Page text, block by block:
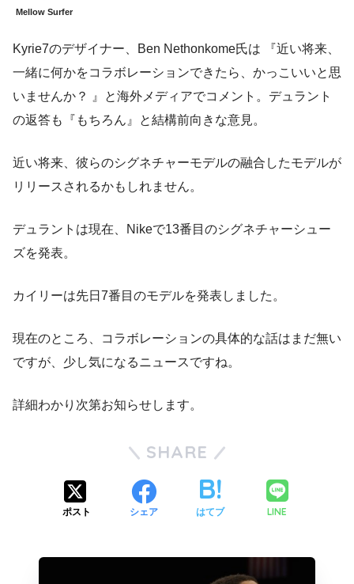
Mellow Surfer
Kyrie7のデザイナー、Ben Nethonkome氏は 『近い将来、
一緒に何かをコラボレーションできたら、かっこいいと思
いませんか？ 』と海外メディアでコメント。デュラント
の返答も『もちろん』と結構前向きな意見。
近い将来、彼らのシグネチャーモデルの融合したモデルが
リリースされるかもしれません。
デュラントは現在、Nikeで13番目のシグネチャーシュー
ズを発表。
カイリーは先日7番目のモデルを発表しました。
現在のところ、コラボレーションの具体的な話はまだ無い
ですが、少し気になるニュースですね。
詳細わかり次第お知らせします。
SHARE
ポスト シェア はてブ LINE